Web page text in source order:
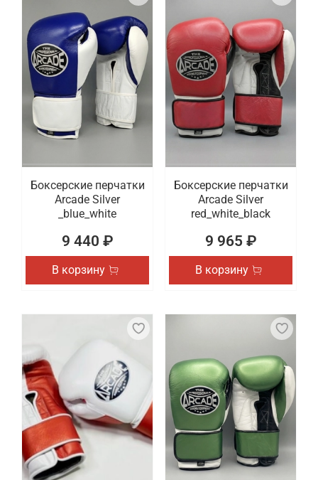
Боксерские перчатки
Arcade Silver
_blue_white
9 440 ₽
В корзину
Боксерские перчатки
Arcade Silver
red_white_black
9 965 ₽
В корзину